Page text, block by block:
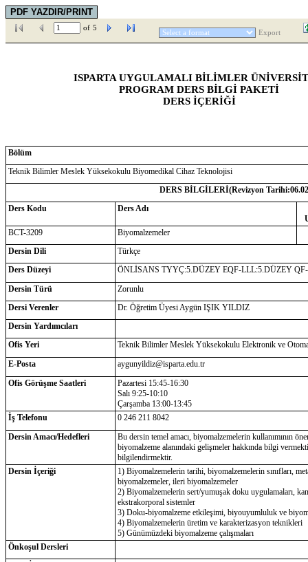
of 5
Export
ISPARTA UYGULAMALI BİLİMLER
PROGRAM DERS BİLGİ PAKETİ
DERS İÇERİĞİ
Bölüm
Teknik Bilimler Meslek Yüksekokulu Biyomedikal Cihaz Teknolojisi
DERS BİLGİLERİ(Revizyon Tarihi:
Ders Kodu
Ders Adı
BCT-3209
Biyomalzemeler
Dersin Dili
Türkçe
Ders Düzeyi
ÖNLİSANS TYYÇ:5.DÜZEY EQF-LLL:5.DÜZEY
Dersin Türü
Zorunlu
Dersi Verenler
Dr. Öğretim Üyesi Aygün IŞIK YILDIZ
Dersin Yardımcıları
Ofis Yeri
Teknik Bilimler Meslek Yüksekokulu Elektronik ve
E-Posta
aygunyildiz@isparta.edu.tr
Ofis Görüşme Saatleri
Pazartesi 15:45-16:30
Salı 9:25-10:10
Çarşamba 13:00-13:45
İş Telefonu
0 246 211 8042
Dersin Amacı/Hedefleri
Bu dersin temel amacı, biyomalzemelerin kullanımının
biyomalzeme alanındaki gelişmeler hakkında bilgi
bilgilendirmektir.
Dersin İçeriği
1) Biyomalzemelerin tarihi, biyomalzemelerin sınıfları,
biyomalzemeler, ileri biyomalzemeler
2) Biyomalzemelerin sert/yumuşak doku uygulamaları,
ekstrakorporal sistemler
3) Doku-biyomalzeme etkileşimi, biyouyumluluk ve
4) Biyomalzemelerin üretim ve karakterizasyon teknikleri
5) Günümüzdeki biyomalzeme çalışmaları
Önkoşul Dersleri